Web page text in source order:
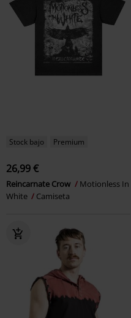
Stock bajo Premium
26,99 €
Reincarnate Crow
Motionless In
White
Camiseta